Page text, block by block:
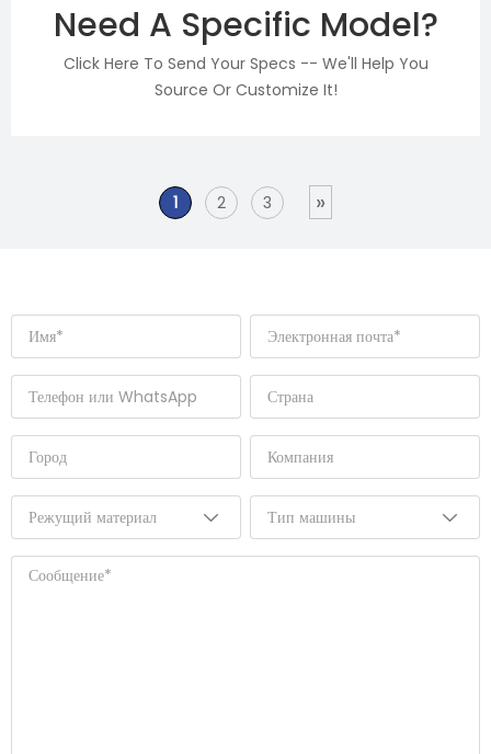
Need A Specific Model?
Click Here To Send Your Specs -- We'll Help You
Source Or Customize It!
1 2 3 »